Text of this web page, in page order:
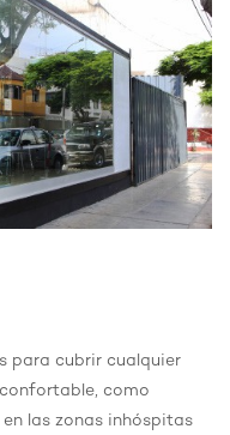
para cubrir cualquier
como
las zonas inhóspitas